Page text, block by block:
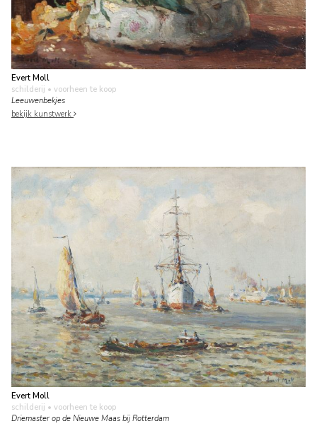
Evert Moll
schilderij • voorheen te koop
Leeuwenbekjes
bekijk kunstwerk
Evert Moll
schilderij • voorheen te koop
Driemaster op de Nieuwe Maas bij Rotterdam